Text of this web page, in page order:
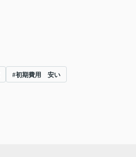
#初期費用 安い